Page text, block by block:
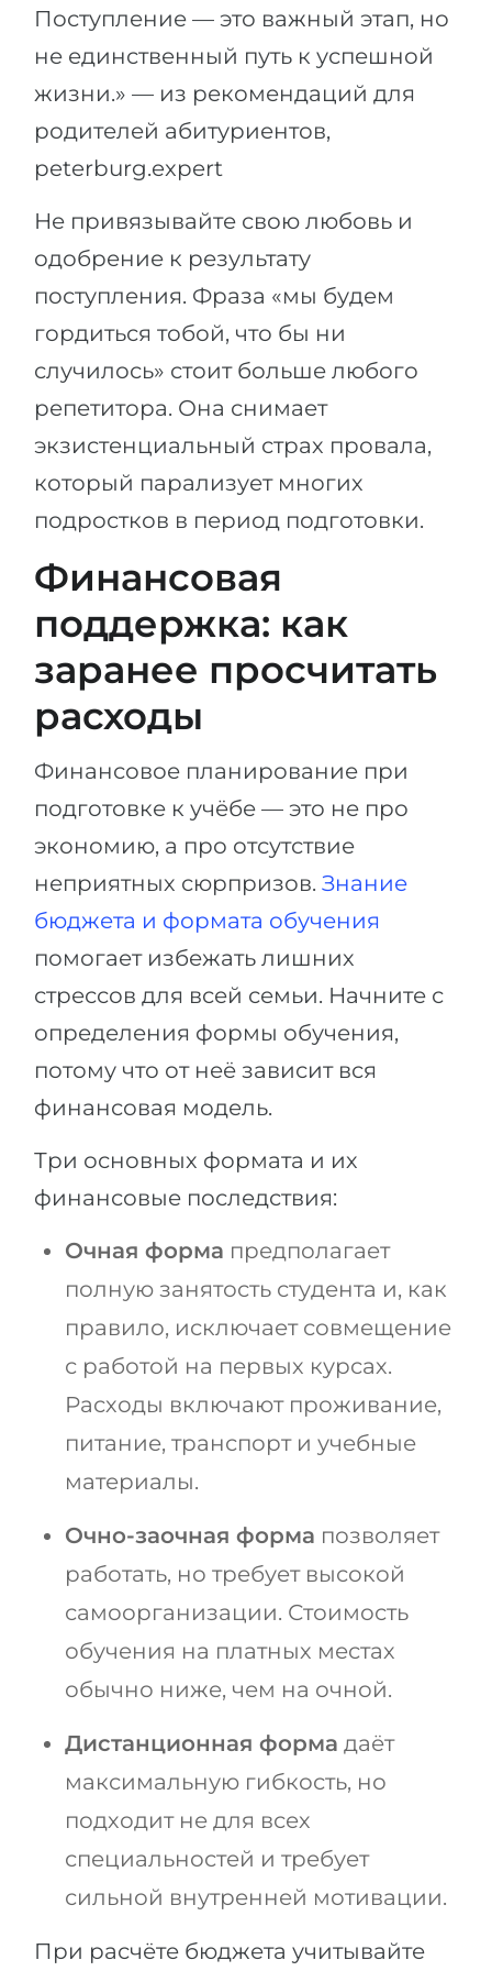
Поступление — это важный этап, но
не единственный путь к успешной
жизни.» — из рекомендаций для
родителей абитуриентов,
peterburg.expert
Не привязывайте свою любовь и
одобрение к результату
поступления. Фраза «мы будем
гордиться тобой, что бы ни
случилось» стоит больше любого
репетитора. Она снимает
экзистенциальный страх провала,
который парализует многих
подростков в период подготовки.
Финансовая
поддержка: как
заранее просчитать
расходы
Финансовое планирование при
подготовке к учёбе — это не про
экономию, а про отсутствие
неприятных сюрпризов. Знание
бюджета и формата обучения
помогает избежать лишних
стрессов для всей семьи. Начните с
определения формы обучения,
потому что от неё зависит вся
финансовая модель.
Три основных формата и их
финансовые последствия:
Очная форма предполагает
полную занятость студента и, как
правило, исключает совмещение
с работой на первых курсах.
Расходы включают проживание,
питание, транспорт и учебные
материалы.
Очно-заочная форма позволяет
работать, но требует высокой
самоорганизации. Стоимость
обучения на платных местах
обычно ниже, чем на очной.
Дистанционная форма даёт
максимальную гибкость, но
подходит не для всех
специальностей и требует
сильной внутренней мотивации.
При расчёте бюджета учитывайте